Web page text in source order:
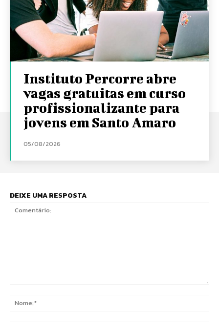
Instituto Percorre abre
vagas gratuitas em curso
profissionalizante para
jovens em Santo Amaro
05/08/2026
DEIXE UMA RESPOSTA